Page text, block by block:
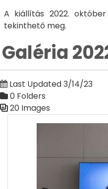
A kiállítás 2022.
tekinthető meg.
Galéria
Last Updated 3/14/23
0 Folders
20 Images